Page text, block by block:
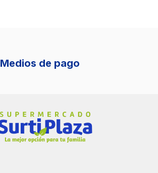
Medios de pago